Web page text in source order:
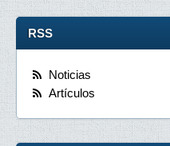
RSS
Noticias
Artículos